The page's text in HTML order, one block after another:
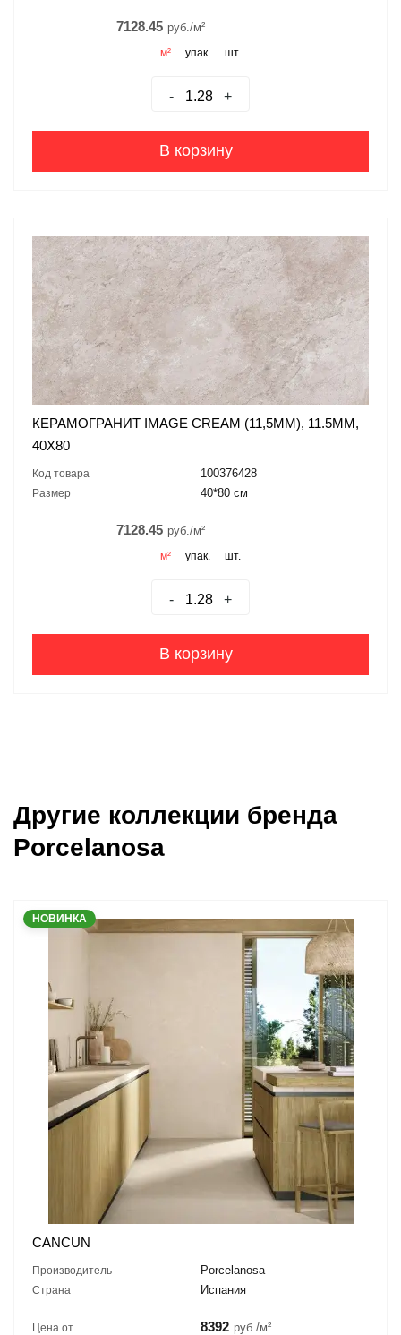
7128.45 руб./м²
м² упак. шт.
- +
В корзину
КЕРАМОГРАНИТ IMAGE CREAM (11,5MM), 11.5ММ,
40X80
Код товара 100376428
Размер 40*80 см
7128.45 руб./м²
м² упак. шт.
- +
В корзину
Другие коллекции бренда
Porcelanosa
НОВИНКА
CANCUN
Производитель Porcelanosa
Страна Испания
Цена от 8392 руб./м²